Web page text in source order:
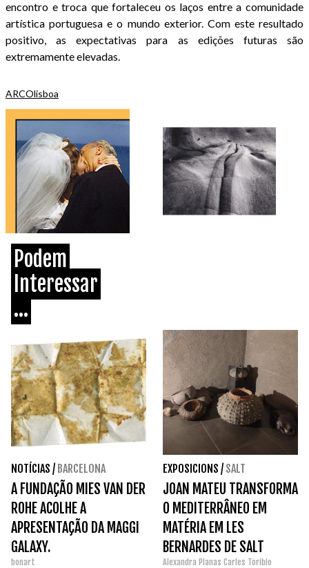
encontro e troca que fortaleceu os laços entre a comunidade
artística portuguesa e o mundo exterior. Com este resultado
positivo, as expectativas para as edições futuras são
extremamente elevadas.
ARCOlisboa
Podem
Interessar
...
NOTÍCIAS / BARCELONA
A FUNDAÇÃO MIES VAN DER
ROHE ACOLHE A
APRESENTAÇÃO DA MAGGI
GALAXY.
bonart
EXPOSICIONS / SALT
JOAN MATEU TRANSFORMA
O MEDITERRÂNEO EM
MATÉRIA EM LES
BERNARDES DE SALT
Alexandra Planas Carles Toribio